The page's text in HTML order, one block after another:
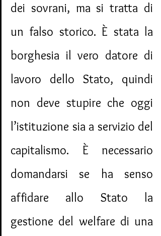
dei sovrani, ma si tratta di
un falso storico. È stata la
borghesia il vero datore di
lavoro dello Stato, quindi
non deve stupire che oggi
l’istituzione sia a servizio del
capitalismo. È necessario
domandarsi se ha senso
affidare allo Stato la
gestione del welfare di una